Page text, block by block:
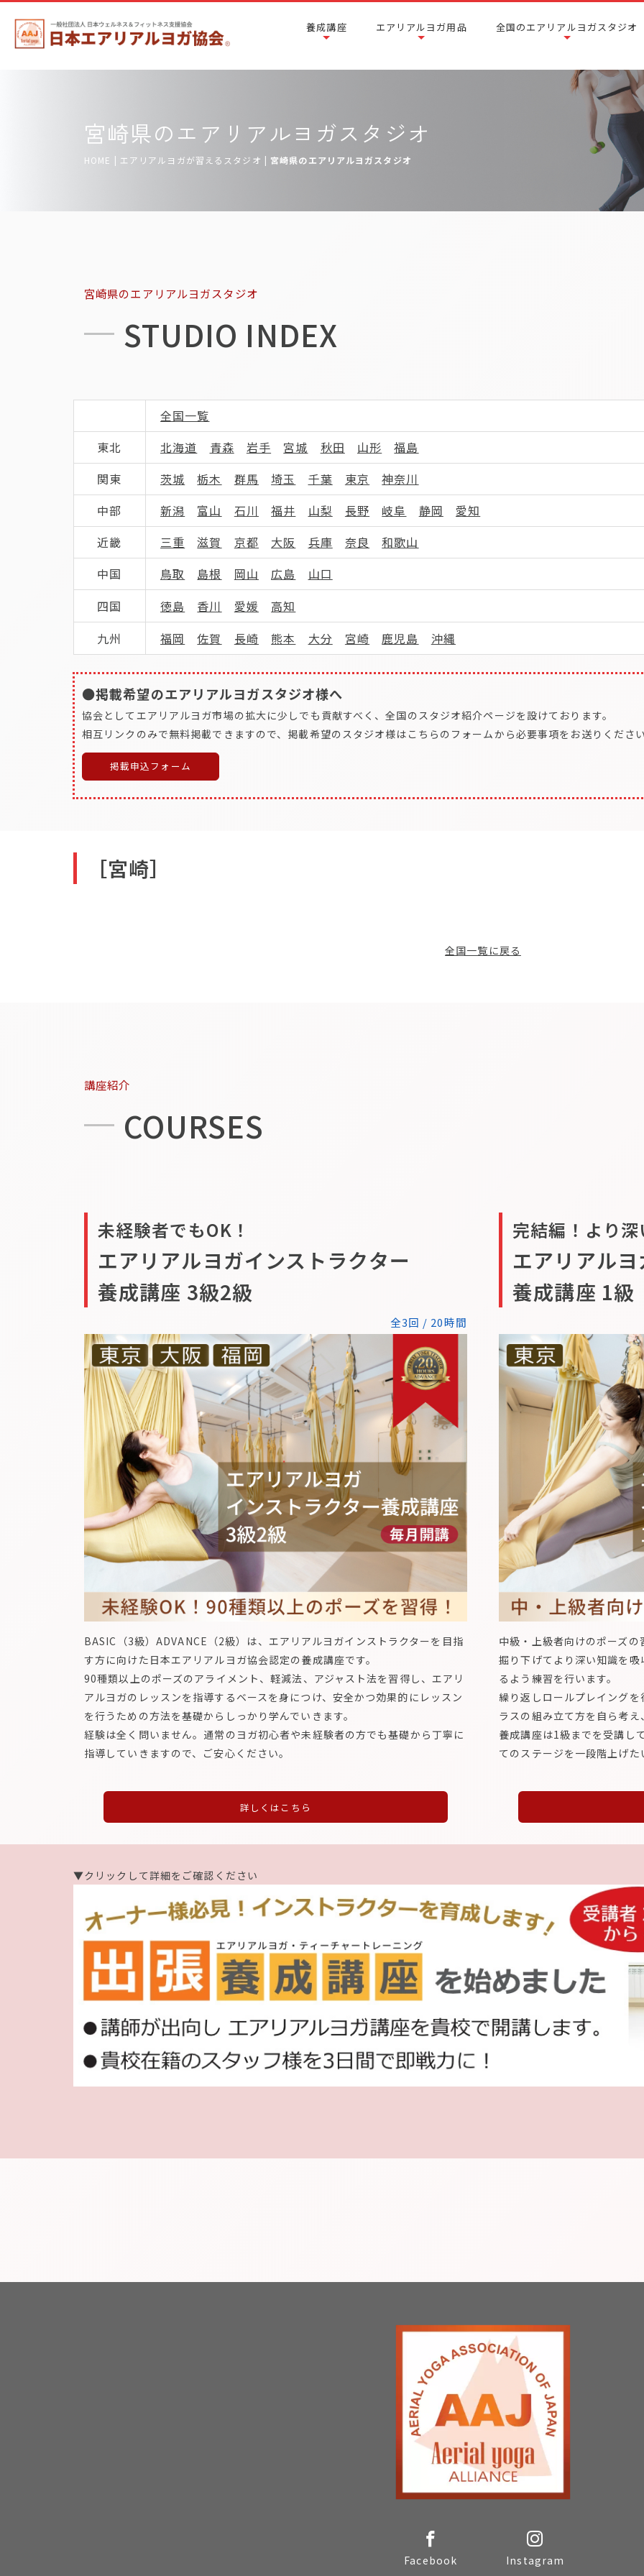
全国のエアリアルヨガスタジオ
エアリアルヨガ用品
養成講座
宮崎県のエアリアルヨガスタジオ
HOME | エアリアルヨガが習えるスタジオ | 宮崎県のエアリアルヨガスタジオ
宮崎県のエアリアルヨガスタジオ
STUDIO INDEX
全国一覧
東北
北海道 青森 岩手 宮城 秋田 山形
福島
関東
茨城 栃木 群馬 埼玉 千葉 東京
神奈川
中部
新潟 富山 石川 福井 山梨 長野 岐阜 静岡
愛知
近畿
三重 滋賀 京都 大阪 兵庫 奈良
和歌山
中国
鳥取 島根 岡山 広島
山口
四国
徳島 香川 愛媛
高知
九州
福岡 佐賀 長崎 熊本 大分 宮崎 鹿児島 沖縄
●掲載希望のエアリアルヨガスタジオ様へ
協会としてエアリアルヨガ市場の拡大に少しでも貢献すべく、全国のスタジオ紹介ページを設けております。
相互リンクのみで無料掲載できますので、掲載希望のスタジオ様はこちらのフォームから必要事項をお送りくださ
掲載申込フォーム
［宮崎］
全国一覧に戻る
講座紹介
COURSES
未経験者でもOK！
エアリアルヨガインストラクター
養成講座 3級2級
全3回 / 20時間
BASIC（3級）ADVANCE（2級）は、エアリアルヨガインストラクターを目指
す方に向けた日本エアリアルヨガ協会認定の養成講座です。
90種類以上のポーズのアライメント、軽減法、アジャスト法を習得し、エアリ
アルヨガのレッスンを指導するベースを身につけ、安全かつ効果的にレッスン
を行うための方法を基礎からしっかり学んでいきます。
経験は全く問いません。通常のヨガ初心者や未経験者の方でも基礎から丁寧に
指導していきますので、ご安心ください。
詳しくはこちら
完結編！より
エアリアル
養成講座 1級
中級・上級者向けのポーズ
掘り下げてより深い知識を
るよう練習を行います。
繰り返しロールプレイング
ラスの組み立て方を自ら考
養成講座は1級までを受講し
てのステージを一段階上げ
▼クリックして詳細をご確認ください
Facebook Instagram